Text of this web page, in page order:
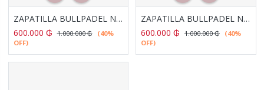
ZAPATILLA BULLPADEL NEXT PRO 23V NARANJA
600.000 ₲ 1.000.000₲
(40%
OFF)
ZAPATILLA BULLPADEL NEXT PRO 23V AZUL CLARO
600.000 ₲ 1.000.000₲ (40%
OFF)